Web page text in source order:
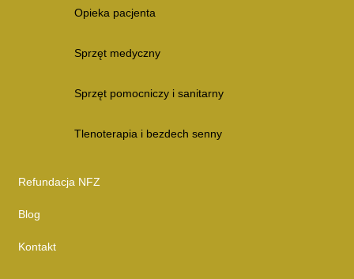
Opieka pacjenta
Sprzęt medyczny
Sprzęt pomocniczy i sanitarny
Tlenoterapia i bezdech senny
Refundacja NFZ
Blog
Kontakt